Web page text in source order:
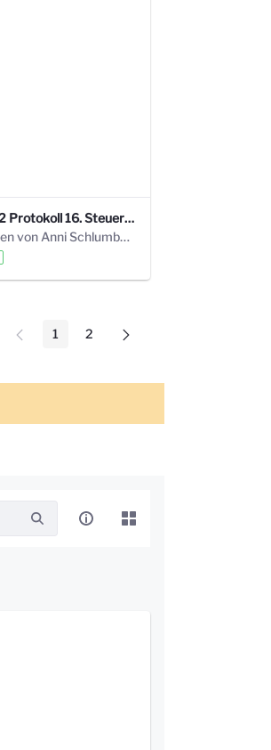
20160622 Protokoll 16. Steuerungskreis.pdf
vor 5 Jahren von Anni Schlumberger
Seite
1 Seite
2